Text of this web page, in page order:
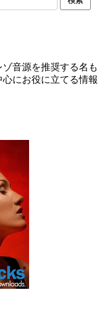
音源を推奨する名も
にお役に立てる情報